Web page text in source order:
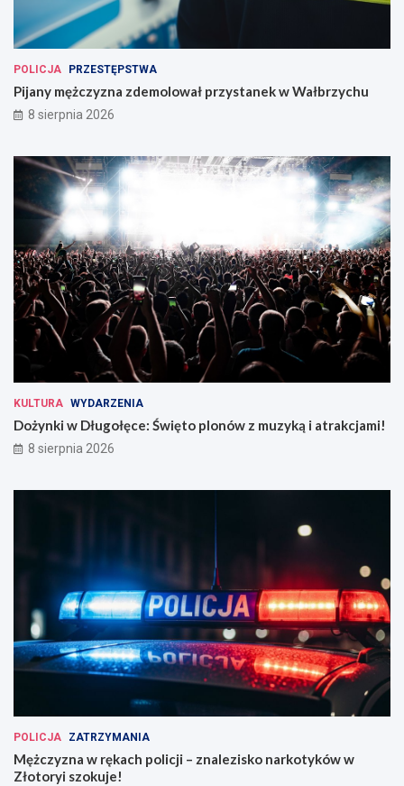
POLICJA PRZESTĘPSTWA
Pijany mężczyzna zdemolował przystanek w Wałbrzychu
8 sierpnia 2026
KULTURA WYDARZENIA
Dożynki w Długołęce: Święto plonów z muzyką i atrakcjami!
8 sierpnia 2026
POLICJA ZATRZYMANIA
Mężczyzna w rękach policji – znalezisko narkotyków w
Złotoryi szokuje!